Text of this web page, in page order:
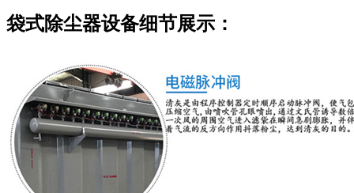
袋式除尘器设备细节展示：